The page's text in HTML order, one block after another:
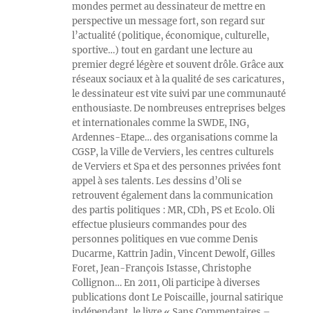
mondes permet au dessinateur de mettre en
perspective un message fort, son regard sur
l’actualité (politique, économique, culturelle,
sportive…) tout en gardant une lecture au
premier degré légère et souvent drôle. Grâce aux
réseaux sociaux et à la qualité de ses caricatures,
le dessinateur est vite suivi par une communauté
enthousiaste. De nombreuses entreprises belges
et internationales comme la SWDE, ING,
Ardennes-Etape… des organisations comme la
CGSP, la Ville de Verviers, les centres culturels
de Verviers et Spa et des personnes privées font
appel à ses talents. Les dessins d’Oli se
retrouvent également dans la communication
des partis politiques : MR, CDh, PS et Ecolo. Oli
effectue plusieurs commandes pour des
personnes politiques en vue comme Denis
Ducarme, Kattrin Jadin, Vincent Dewolf, Gilles
Foret, Jean-François Istasse, Christophe
Collignon… En 2011, Oli participe à diverses
publications dont Le Poiscaille, journal satirique